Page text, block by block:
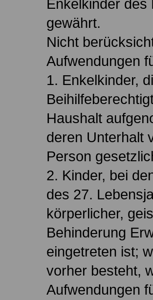
Enkelkinder
gewährt.
Nicht
Aufwendungen
1. Enkelkinder,
Haushalt
deren Unterhalt
Person
2. Kinder, bei
des 27.
körperlicher,
Behinderung
eingetreten ist;
vorher besteht,
Aufwendungen